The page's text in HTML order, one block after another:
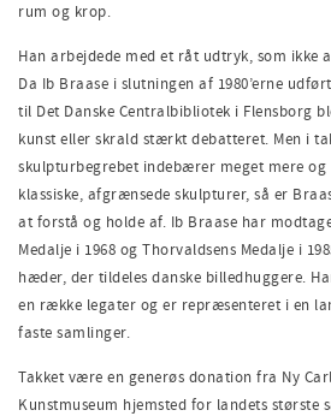
rum og krop.
Han arbejdede med et råt udtryk, som ikke
Da Ib Braase i slutningen af 1980’erne
til Det Danske Centralbibliotek i Flensborg
kunst eller skrald stærkt debatteret. Men i
skulpturbegrebet indebærer meget mere og
klassiske, afgrænsede skulpturer, så er
at forstå og holde af. Ib Braase har
Medalje i 1968 og Thorvaldsens Medalje i
hæder, der tildeles danske billedhuggere.
en række legater og er repræsenteret i en
faste samlinger.
Takket være en generøs donation fra Ny
Kunstmuseum hjemsted for landets største